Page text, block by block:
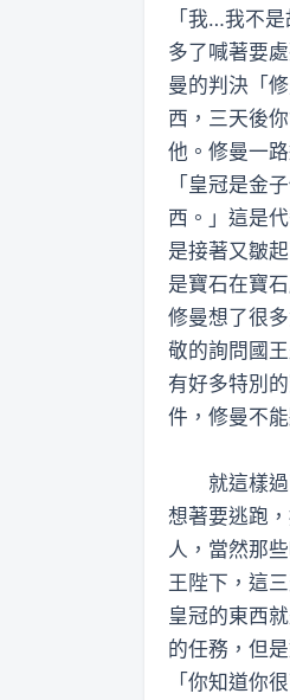
「我…我不
多了喊著要
曼的判決「
西，三天後
他。修曼一
「皇冠是金
西。」這是
是接著又皺
是寶石在寶
修曼想了很
敬的詢問國
有好多特別
件，修曼不
就這樣過了
想著要逃跑
人，當然那
王陛下，這
皇冠的東西
的任務，但
「你知道你